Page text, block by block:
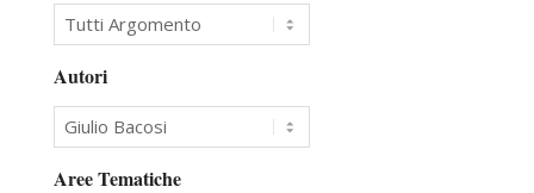
Autori
Aree Tematiche